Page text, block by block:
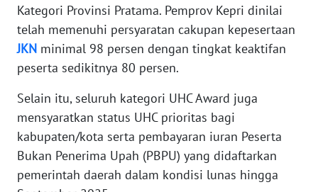
Kategori Provinsi Pratama. Pemprov Kepri dinilai
telah memenuhi persyaratan cakupan kepesertaan
JKN minimal 98 persen dengan tingkat keaktifan
peserta sedikitnya 80 persen.
Selain itu, seluruh kategori UHC Award juga
mensyaratkan status UHC prioritas bagi
kabupaten/kota serta pembayaran iuran Peserta
Bukan Penerima Upah (PBPU) yang didaftarkan
pemerintah daerah dalam kondisi lunas hingga
WN
NTT
KEPRI
WN
PAPUA